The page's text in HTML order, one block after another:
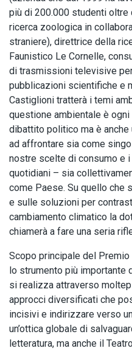
più di 200.000 studenti
ricerca zoologica in
straniere), direttrice della
Faunistico Le Cornelle,
di trasmissioni televisive
pubblicazioni scientifiche e
Castiglioni tratterà i temi
questione ambientale è
dibattito politico ma è
ad affrontare sia come
nostre scelte di consumo e
quotidiani – sia
come Paese. Su quello che
e sulle soluzioni per
cambiamento climatico la
chiamerà a fare una seria
Scopo principale del
lo strumento più importante
si realizza attraverso
approcci diversificati che
incisivi e indirizzare verso
un’ottica globale di
letteratura, ma anche il